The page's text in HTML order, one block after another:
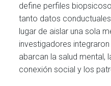
define perfiles
tanto datos
lugar de aislar una sola
investigadores
abarcan la salud mental,
conexión social y los